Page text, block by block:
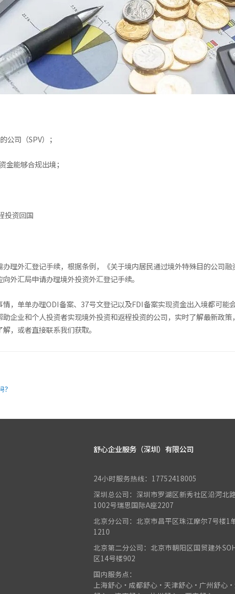
公司（SPV）；
能够合规出境；
投资回国
理外汇登记手续，根据条例，《关于境内居民通过境外特殊目的公司
外汇局申请办理境外投资外汇登记手续。
，单单办理ODI备案、37号文登记以及FDI备案实现资金出入境都可
企业和个人投资者实现境外投资和返程投资的公司，实时了解最新政
，或者直接联系我们获取。
舒心企业服务（深圳）有限公司
24小时服务热线：17752418005
深圳总公司：深圳市罗湖区新秀社区沿河北
1002号瑞思国际A座2207
北京分公司：北京市昌平区珠江摩尔7号楼1
1210
北京第二分公司：北京市朝阳区国贸建外
区14号楼902
国内服务点：
上海舒心•成都舒心•天津舒心•广州舒心